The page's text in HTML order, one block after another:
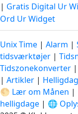
| Gratis Digital Ur
Ord Ur Widget
Unix Time | Alarm |
tidsværktøjer |
Tidszonekonverter |
| Artikler |
🌕 Lær om Månen |
helligdage | 🌐